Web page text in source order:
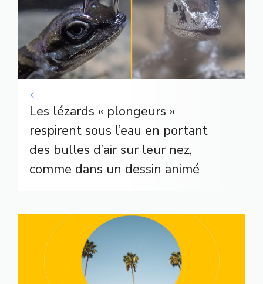
Les lézards « plongeurs »
respirent sous l’eau en portant
des bulles d’air sur leur nez,
comme dans un dessin animé